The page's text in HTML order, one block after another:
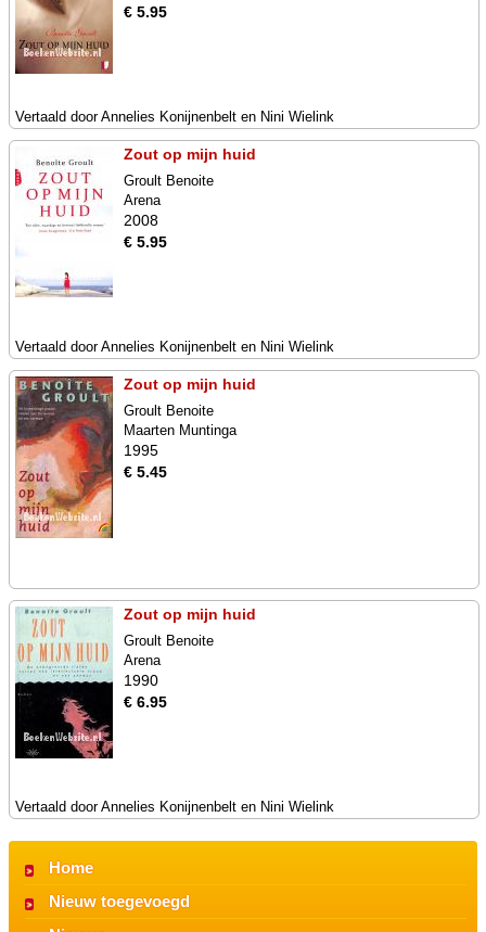
€ 5.95
Vertaald door Annelies Konijnenbelt en Nini Wielink
Zout op mijn huid
Groult Benoite
Arena
2008
€ 5.95
Vertaald door Annelies Konijnenbelt en Nini Wielink
Zout op mijn huid
Groult Benoite
Maarten Muntinga
1995
€ 5.45
Zout op mijn huid
Groult Benoite
Arena
1990
€ 6.95
Vertaald door Annelies Konijnenbelt en Nini Wielink
Home
Nieuw toegevoegd